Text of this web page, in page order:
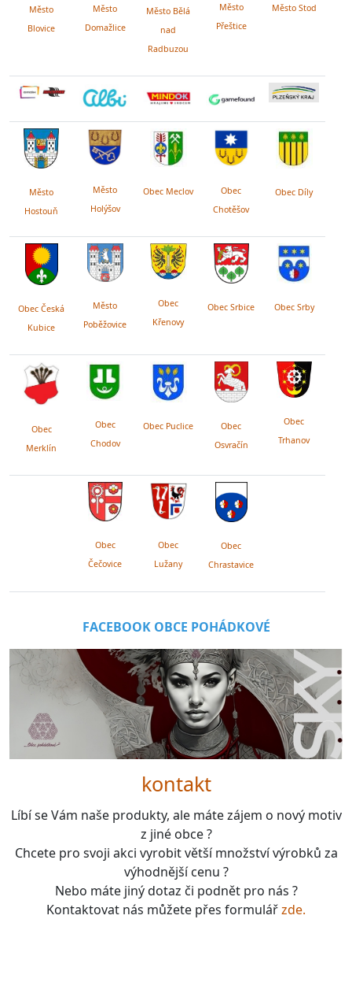
Město
Blovice
Město
Domažlice
Město Bělá
nad
Radbuzou
Město
Přeštice
Město Stod
Město
Hostouň
Město
Holýšov
Obec Meclov
Obec
Chotěšov
Obec Díly
Obec Česká
Kubice
Město
Poběžovice
Obec
Křenovy
Obec Srbice Obec Srby
Obec
Merklín
Obec
Chodov
Obec Puclice
Obec
Osvračín
Obec
Trhanov
Obec
Čečovice
Obec
Lužany
Obec
Chrastavice
FACEBOOK OBCE POHÁDKOVÉ
kontakt
Líbí se Vám naše produkty, ale máte zájem o nový motiv
z jiné obce ?
Chcete pro svoji akci vyrobit větší množství výrobků za
výhodnější cenu ?
Nebo máte jiný dotaz či podnět pro nás ?
Kontaktovat nás můžete přes formulářzde.